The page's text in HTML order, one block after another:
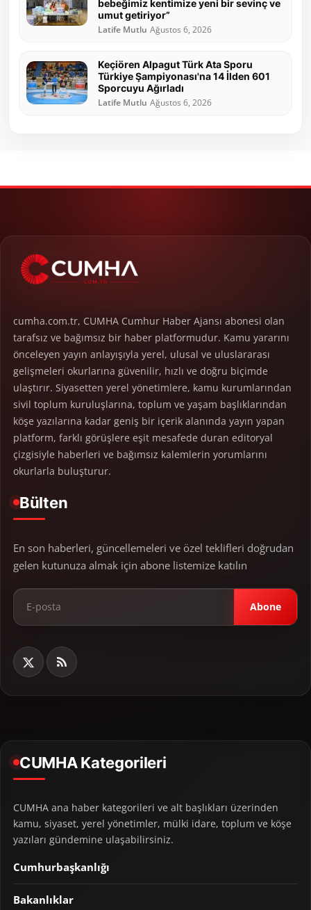
bebeğimiz kentimize yeni bir sevinç ve
umut getiriyor”
Latife Mutlu Ağustos 6, 2026
Keçiören Alpagut Türk Ata Sporu
Türkiye Şampiyonası'na 14 İlden 601
Sporcuyu Ağırladı
Latife Mutlu Ağustos 6, 2026
cumha.com.tr, CUMHA Cumhur Haber Ajansı abonesi olan
tarafsız ve bağımsız bir haber platformudur. Kamu yararını
önceleyen yayın anlayışıyla yerel, ulusal ve uluslararası
gelişmeleri okurlarına güvenilir, hızlı ve doğru biçimde
ulaştırır. Siyasetten yerel yönetimlere, kamu kurumlarından
sivil toplum kuruluşlarına, toplum ve yaşam başlıklarından
köşe yazılarına kadar geniş bir içerik alanında yayın yapan
platform, farklı görüşlere eşit mesafede duran editoryal
çizgisiyle haberleri ve bağımsız kalemlerin yorumlarını
okurlarla buluşturur.
Bülten
En son haberleri, güncellemeleri ve özel teklifleri doğrudan
gelen kutunuza almak için abone listemize katılın
Abone
CUMHA Kategorileri
CUMHA ana haber kategorileri ve alt başlıkları üzerinden
kamu, siyaset, yerel yönetimler, mülki idare, toplum ve köşe
yazıları gündemine ulaşabilirsiniz.
Cumhurbaşkanlığı
Bakanlıklar